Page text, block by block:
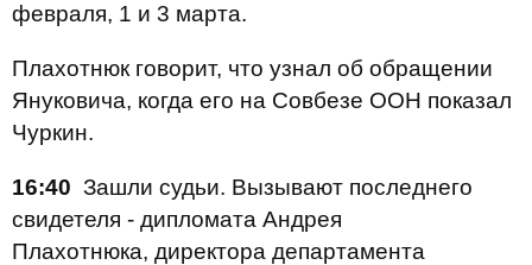
февраля, 1 и 3 марта.
Плахотнюк говорит, что узнал об обращении
Януковича, когда его на Совбезе ООН показал
Чуркин.
16:40 Зашли судьи. Вызывают последнего
свидетеля - дипломата Андрея
Плахотнюка, директора департамента